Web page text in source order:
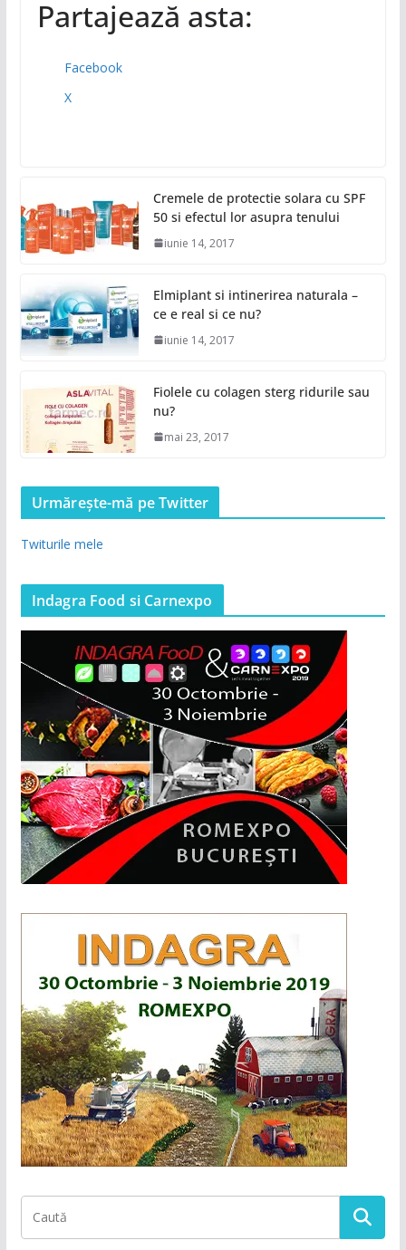
Partajează asta:
Facebook
X
Cremele de protectie solara cu SPF
50 si efectul lor asupra tenului
iunie 14, 2017
Elmiplant si intinerirea naturala –
ce e real si ce nu?
iunie 14, 2017
Fiolele cu colagen sterg ridurile sau
nu?
mai 23, 2017
Urmărește-mă pe Twitter
Twiturile mele
Indagra Food si Carnexpo